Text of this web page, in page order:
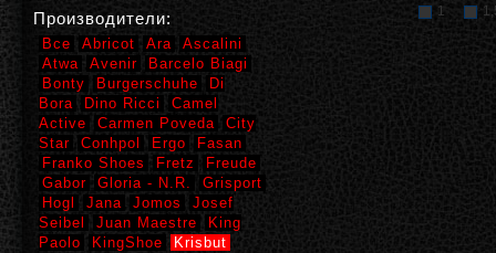
1
Производители:
Все Abricot Ara
Ascalini
Atwa
Avenir
Barcelo Biagi
Bonty
Burgerschuhe
Di
Bora
Dino Ricci
Camel
Active
Carmen Poveda
City
Star
Conhpol Ergo
Fasan
Franko Shoes
Fretz
Freude
Gabor
Gloria - N.R.
Grisport
Hogl
Jana Jomos
Josef
Seibel
Juan Maestre
King
Paolo
KingShoe
Krisbut